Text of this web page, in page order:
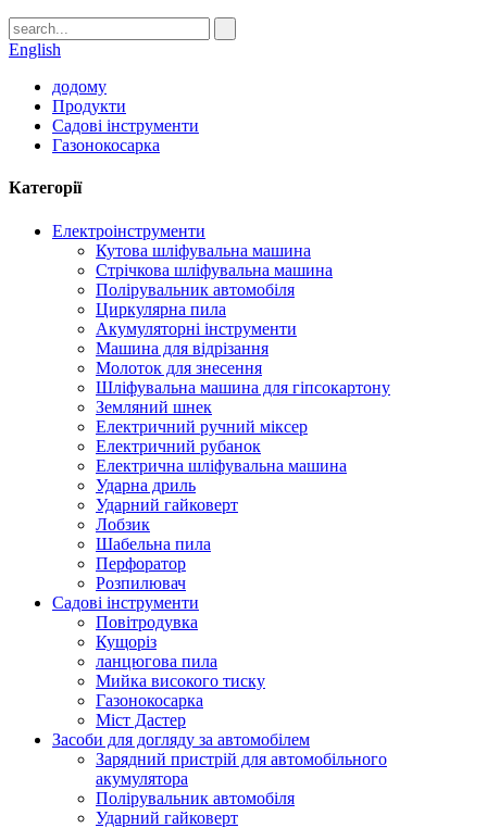
English
додому
Продукти
Садові інструменти
Газонокосарка
Категорії
Електроінструменти
Кутова шліфувальна машина
Стрічкова шліфувальна машина
Полірувальник автомобіля
Циркулярна пила
Акумуляторні інструменти
Машина для відрізання
Молоток для знесення
Шліфувальна машина для гіпсокартону
Земляний шнек
Електричний ручний міксер
Електричний рубанок
Електрична шліфувальна машина
Ударна дриль
Ударний гайковерт
Лобзик
Шабельна пила
Перфоратор
Розпилювач
Садові інструменти
Повітродувка
Кущоріз
ланцюгова пила
Мийка високого тиску
Газонокосарка
Міст Дастер
Засоби для догляду за автомобілем
Зарядний пристрій для автомобільного
акумулятора
Полірувальник автомобіля
Ударний гайковерт